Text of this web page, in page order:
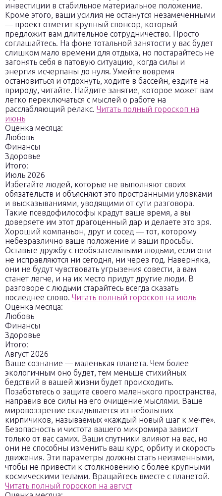
инвестиции в стабильное материальное положение.
Кроме этого, ваши усилия не останутся незамеченными
— проект отметит крупный спонсор, который
предложит вам длительное сотрудничество. Просто
соглашайтесь. На фоне тотальной занятости у вас будет
слишком мало времени для отдыха, но постарайтесь не
загонять себя в патовую ситуацию, когда силы и
энергия исчерпаны до нуля. Умейте вовремя
остановиться и отдохнуть, ходите в бассейн, ездите на
природу, читайте. Найдите занятие, которое может вам
легко переключаться с мыслей о работе на
расслабляющий релакс. Читать полный гороскоп на
июнь
Оценка месяца:
Любовь
Финансы
Здоровье
Итого:
Июль 2026
Избегайте людей, которые не выполняют своих
обязательств и объясняют это пространными уловками
и высказываниями, уводящими от сути разговора.
Такие псевдофилософы крадут ваше время, а вы
доверяете им этот драгоценный дар и делаете это зря.
Хороший компаньон, друг и сосед — тот, которому
небезразлично ваше положение и ваши просьбы.
Оставьте дружбу с необязательными людьми, если они
не исправляются ни сегодня, ни через год. Наверняка,
они не будут чувствовать угрызения совести, а вам
станет легче, и на их место придут другие люди. В
разговоре с людьми старайтесь всегда сказать
последнее слово. Читать полный гороскоп на июль
Оценка месяца:
Любовь
Финансы
Здоровье
Итого:
Август 2026
Ваше сознание — маленькая планета. Чем более
экологичным оно будет, тем меньше стихийных
бедствий в вашей жизни будет происходить.
Позаботьтесь о защите своего маленького пространства,
направив все силы на его очищение мыслями. Ваше
мировоззрение складывается из небольших
кирпичиков, называемых «каждый новый шаг к мечте».
Безопасность и чистота вашего микромира зависит
только от вас самих. Ваши спутники влияют на вас, но
они не способны изменить ваш курс, орбиту и скорость
движения. Эти параметры должны стать неизменными,
чтобы не привести к столкновению с более крупными
космическими телами. Вращайтесь вместе с планетой.
Читать полный гороскоп на август